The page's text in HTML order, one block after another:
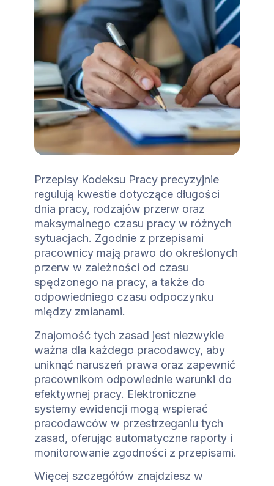
Przepisy Kodeksu Pracy precyzyjnie
regulują kwestie dotyczące długości
dnia pracy, rodzajów przerw oraz
maksymalnego czasu pracy w różnych
sytuacjach. Zgodnie z przepisami
pracownicy mają prawo do określonych
przerw w zależności od czasu
spędzonego na pracy, a także do
odpowiedniego czasu odpoczynku
między zmianami.
Znajomość tych zasad jest niezwykle
ważna dla każdego pracodawcy, aby
uniknąć naruszeń prawa oraz zapewnić
pracownikom odpowiednie warunki do
efektywnej pracy. Elektroniczne
systemy ewidencji mogą wspierać
pracodawców w przestrzeganiu tych
zasad, oferując automatyczne raporty i
monitorowanie zgodności z przepisami.
Więcej szczegółów znajdziesz w